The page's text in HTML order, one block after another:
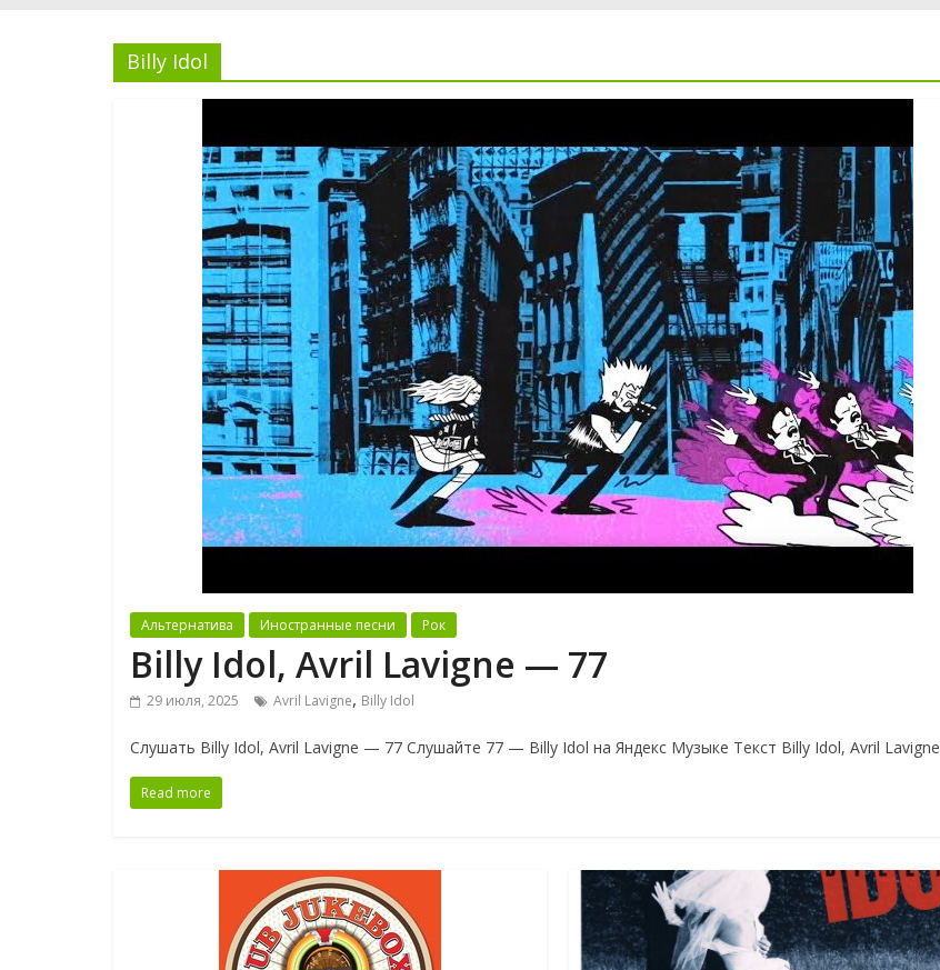
Billy Idol
Альтернатива Иностранные песни Рок
Billy Idol, Avril Lavigne — 77
29 июля, 2025 Avril Lavigne, Billy Idol
Слушать Billy Idol, Avril Lavigne — 77 Слушайте 77 — Billy Idol на Яндекс Музыке Текст Billy Idol, Avril Lavigne
Read more